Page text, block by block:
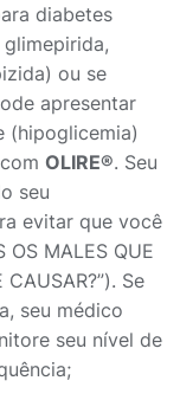
diabetes
glimepirida,
ou se
apresentar
(hipoglicemia)
OLIRE®. Seu
seu
evitar que você
MALES QUE
Se
seu médico
seu nível de